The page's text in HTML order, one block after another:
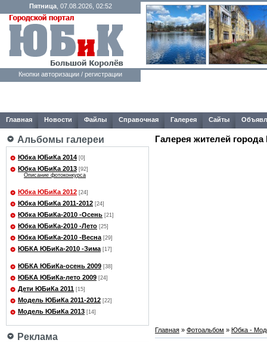
Пятница, 07.08.2026, 02:52
Кнопки авторизации / регистрации
Главная Новости Файлы Справочная Галерея Сайты
Альбомы галереи
Юбка ЮБиКа 2014 [0]
Юбка ЮБиКа 2013 [92]
Описание фотоконкурса
Юбка ЮБиКа 2012 [24]
Юбка ЮБиКа 2011-2012 [24]
Юбка ЮБиКа-2010 -Осень [21]
Юбка ЮБиКа-2010 -Лето [25]
Юбка ЮБиКа-2010 -Весна [29]
ЮБКА ЮБиКа-2010 -Зима [17]
ЮБКА ЮБиКа-осень 2009 [38]
ЮБКА ЮБиКа-лето 2009 [24]
Дети ЮБиКа 2011 [15]
Модель ЮБиКа 2011-2012 [22]
Модель ЮБиКа 2013 [14]
Реклама
Галерея жителей города
Главная » Фотоальбом » Юбка -